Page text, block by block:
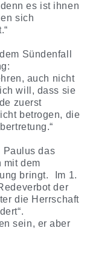
es ist ihnen
sich
Sündenfall
auch nicht
will, dass sie
zuerst
betrogen, die
Paulus das
mit dem
bringt. Im 1.
der
die Herrschaft
sein, er aber